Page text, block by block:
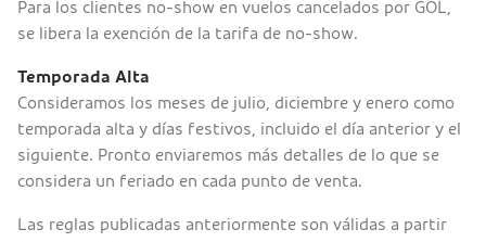
Para los clientes no-show en vuelos cancelados por GOL,
se libera la exención de la tarifa de no-show.
Temporada Alta
Consideramos los meses de julio, diciembre y enero como
temporada alta y días festivos, incluido el día anterior y el
siguiente. Pronto enviaremos más detalles de lo que se
considera un feriado en cada punto de venta.
Las reglas publicadas anteriormente son válidas a partir